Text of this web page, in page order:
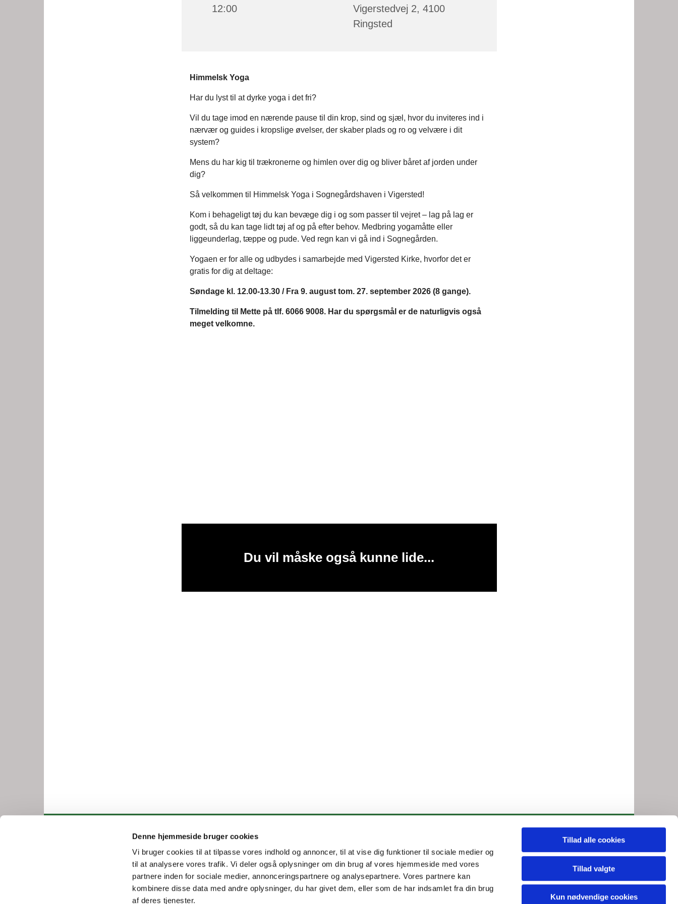
Denne hjemmeside bruger cookies
Vi bruger cookies til at tilpasse vores indhold og annoncer, til at vise dig funktioner til sociale medier og
til at analysere vores trafik. Vi deler også oplysninger om din brug af vores hjemmeside med vores
partnere inden for sociale medier, annonceringspartnere og analysepartnere. Vores partnere kan
kombinere disse data med andre oplysninger, du har givet dem, eller som de har indsamlet fra din brug
af deres tjenester.
Tillad alle cookies
Tillad valgte
Kun nødvendige cookies
12:00
Vigerstedvej 2, 4100
Ringsted
Himmelsk Yoga
Har du lyst til at dyrke yoga i det fri?
Vil du tage imod en nærende pause til din krop, sind og sjæl, hvor du inviteres ind i
nærvær og guides i kropslige øvelser, der skaber plads og ro og velvære i dit
system?
Mens du har kig til trækronerne og himlen over dig og bliver båret af jorden under
dig?
Så velkommen til Himmelsk Yoga i Sognegårdshaven i Vigersted!
Kom i behageligt tøj du kan bevæge dig i og som passer til vejret – lag på lag er
godt, så du kan tage lidt tøj af og på efter behov. Medbring yogamåtte eller
liggeunderlag, tæppe og pude. Ved regn kan vi gå ind i Sognegården.
Yogaen er for alle og udbydes i samarbejde med Vigersted Kirke, hvorfor det er
gratis for dig at deltage:
Søndage kl. 12.00-13.30 / Fra 9. august tom. 27. september 2026 (8 gange).
Tilmelding til Mette på tlf. 6066 9008. Har du spørgsmål er de naturligvis også
meget velkomne.
Du vil måske også kunne lide...
Vigersted-Kværkeby sogne · Vigerstedvej 2, 4100 Ringsted
Kontakt Tilgængelighedserklæring